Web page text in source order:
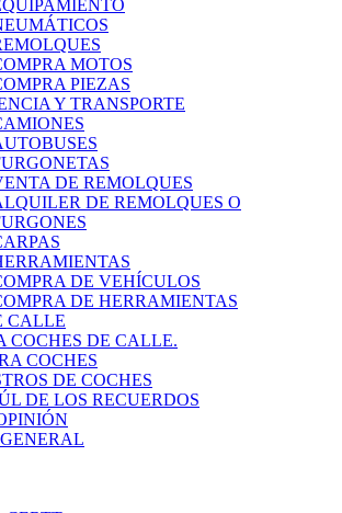
MOTOS
PIEZAS
Y TRANSPORTE
DE REMOLQUES
DE REMOLQUES O
DE VEHÍCULOS
DE HERRAMIENTAS
CALLE
COCHES DE CALLE.
COCHES
DE COCHES
DE LOS RECUERDOS